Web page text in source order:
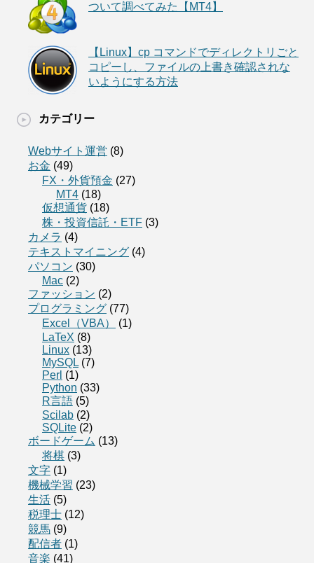
ついて調べてみた【MT4】
【Linux】cp コマンドでディレクトリごと
コピーし、ファイルの上書き確認されな
いようにする方法
カテゴリー
Webサイト運営 (8)
お金 (49)
FX・外貨預金 (27)
MT4 (18)
仮想通貨 (18)
株・投資信託・ETF (3)
カメラ (4)
テキストマイニング (4)
パソコン (30)
Mac (2)
ファッション (2)
プログラミング (77)
Excel（VBA）
(1)
LaTeX (8)
Linux (13)
MySQL (7)
Perl (1)
Python (33)
R言語 (5)
Scilab (2)
SQLite (2)
ボードゲーム (13)
将棋 (3)
文字 (1)
機械学習 (23)
生活 (5)
税理士 (12)
競馬 (9)
配信者 (1)
音楽 (41)